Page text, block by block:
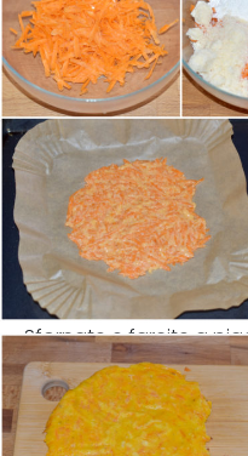
Sfornate e farcite a